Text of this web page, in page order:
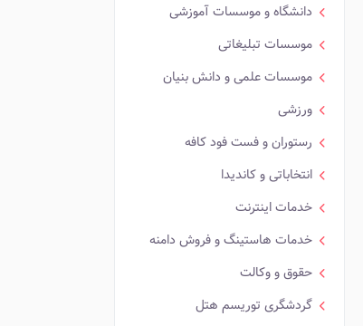
دانشگاه و موسسات آموزشی
موسسات تبلیغاتی
موسسات علمی و دانش بنیان
ورزشی
رستوران و فست فود کافه
انتخاباتی و کاندیدا
خدمات اینترنت
خدمات هاستینگ و فروش دامنه
حقوق و وکالت
گردشگری توریسم هتل